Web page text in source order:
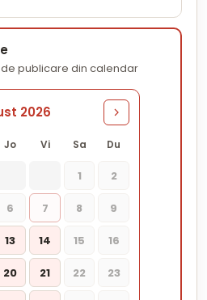
publicare din calendar
2026
Jo Vi Sa Du
1 2
6 7 8 9
13 14 15 16
20 21 22 23